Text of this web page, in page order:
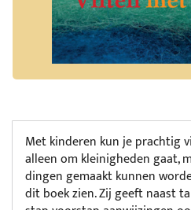
Met kinderen kun je prachtig
alleen om kleinigheden gaat,
dingen gemaakt kunnen
dit boek zien. Zij geeft naast